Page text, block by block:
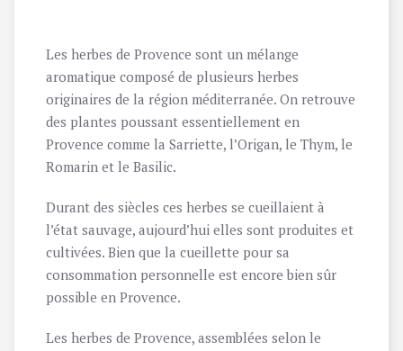
Les herbes de Provence sont un mélange
aromatique composé de plusieurs herbes
originaires de la région méditerranée. On retrouve
des plantes poussant essentiellement en
Provence comme la Sarriette, l’Origan, le Thym, le
Romarin et le Basilic.
Durant des siècles ces herbes se cueillaient à
l’état sauvage, aujourd’hui elles sont produites et
cultivées. Bien que la cueillette pour sa
consommation personnelle est encore bien sûr
possible en Provence.
Les herbes de Provence, assemblées selon le